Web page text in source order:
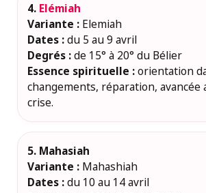
4. Elémiah
Variante : Elemiah
Dates :du 5 au 9 avril
Degrés :de 15° à 20° du Bélier
Essence spirituelle :orientation
changements, réparation, avancée
crise.
5. Mahasiah
Variante : Mahashiah
Dates :du 10 au 14 avril